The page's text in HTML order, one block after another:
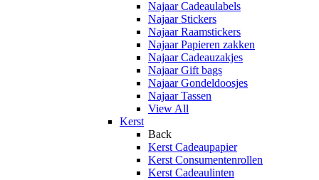
Najaar Cadeaulabels
Najaar Stickers
Najaar Raamstickers
Najaar Papieren zakken
Najaar Cadeauzakjes
Najaar Gift bags
Najaar Gondeldoosjes
Najaar Tassen
View All
Kerst
Back
Kerst Cadeaupapier
Kerst Consumentenrollen
Kerst Cadeaulinten